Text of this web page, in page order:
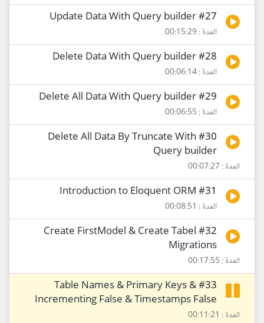
#27 Update Data With Query builder
المدة : 00:15:29
#28 Delete Data With Query builder
المدة : 00:06:14
#29 Delete All Data With Query builder
المدة : 00:06:55
#30 Delete All Data By Truncate With
Query builder
المدة : 00:07:27
#31 Introduction to Eloquent ORM
المدة : 00:08:51
#32 Create FirstModel & Create Tabel
Migrations
المدة : 00:17:55
#33 Table Names & Primary Keys &
Incrementing False & Timestamps False
المدة : 00:11:21